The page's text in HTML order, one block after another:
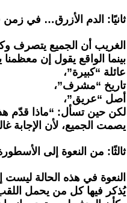
‏ثانيًا: الدم الأزرق… في زمن
‏الغريب أن الجميع يتصرف
‏بينما الواقع يقول إن
‏عائلة “كبيرة”،
‏تاريخ “مشرف”،
‏أصل “عريق”،
‏لكن حين تسأل: “ماذا قدّم
‏يصمت الجميع، لأن الإجابة
‏ثالثًا: من النعوة إلى
‏النعوة في هذه الحالة
‏يُذكر فيها كل من يحمل